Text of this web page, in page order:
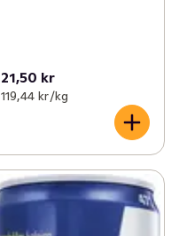
21,50 kr
119,44 kr /kg